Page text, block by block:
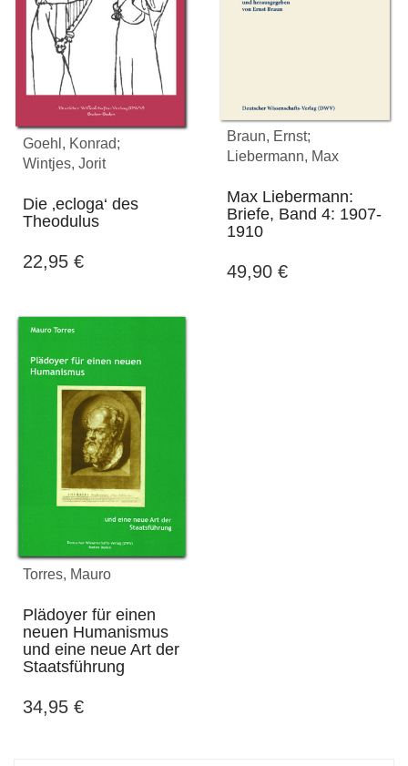
Goehl, Konrad;
Wintjes, Jorit
Die ‚ecloga‘ des
Theodulus
22,95 €
Braun, Ernst;
Liebermann, Max
Max Liebermann:
Briefe, Band 4: 1907-
1910
49,90 €
Torres, Mauro
Plädoyer für einen
neuen Humanismus
und eine neue Art der
Staatsführung
34,95 €